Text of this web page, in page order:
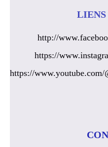
http://
https://
https://www.youtube.com/